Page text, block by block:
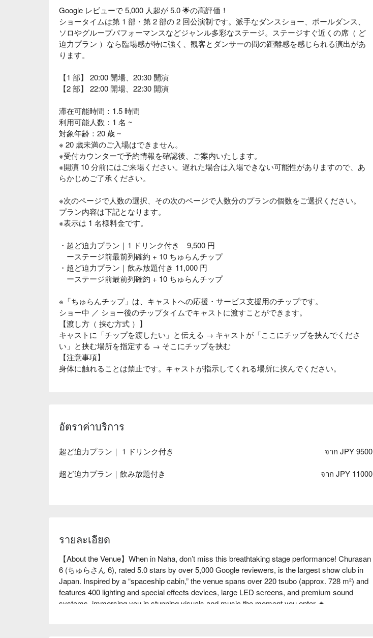
Google レビューで 5,000 人超が 5.0 🌟の高評価！
ショータイムは第 1 部・第 2 部の 2 回公演制です。派手なダンスショー、ポールダンス、
ソロやグループパフォーマンスなどジャンル多彩なステージ。ステージすぐ近くの席（ ど
迫力プラン ）なら臨場感が特に強く、観客とダンサーの間の距離感を感じられる演出があ
ります。
【1 部】 20:00 開場、20:30 開演
【2 部】 22:00 開場、22:30 開演
滞在可能時間：1.5 時間
利用可能人数：1 名 ~
対象年齢：20 歳 ~
※ 20 歳未満のご入場はできません。
※受付カウンターで予約情報を確認後、ご案内いたします。
※開演 10 分前にはご来場ください。遅れた場合は入場できない可能性がありますので、あ
らかじめご了承ください。
※次のページで人数の選択、その次のページで人数分のプランの個数をご選択ください。
プラン内容は下記となります。
※表示は 1 名様料金です。
・超ど迫力プラン｜1 ドリンク付き 9,500 円
ーステージ前最前列確約 + 10 ちゅらんチップ
・超ど迫力プラン｜飲み放題付き 11,000 円
ーステージ前最前列確約 + 10 ちゅらんチップ
※「ちゅらんチップ」は、キャストへの応援・サービス支援用のチップです。
ショー中 ／ ショー後のチップタイムでキャストに渡すことができます。
【渡し方（ 挟む方式 ）】
キャストに「チップを渡したい」と伝える → キャストが「ここにチップを挟んでくださ
い」と挟む場所を指定する → そこにチップを挟む
【注意事項】
身体に触れることは禁止です。キャストが指示してくれる場所に挟んでください。
อัตราค่าบริการ
超ど迫力プラン｜ 1 ドリンク付き จาก JPY 9500
超ど迫力プラン｜飲み放題付き จาก JPY 11000
รายละเอียด
【About the Venue】When in Naha, don’t miss this breathtaking stage performance! Churasan
6 (ちゅらさん 6), rated 5.0 stars by over 5,000 Google reviewers, is the largest show club in
Japan. Inspired by a “spaceship cabin,” the venue spans over 220 tsubo (approx. 728 m²) and
features 400 lighting and special effects devices, large LED screens, and premium sound
systems, immersing you in stunning visuals and music the moment you enter 🔥